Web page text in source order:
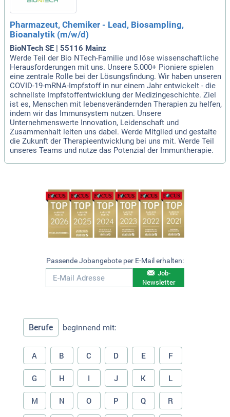
Pharmazeut, Chemiker - Lead, Biosampling,
Bioanalytik (m/w/d)
BioNTech SE | 55116 Mainz
Werde Teil der Bio NTech-Familie und löse wissenschaftliche
Herausforderungen mit uns. Unsere 5.000+ Pioniere spielen
eine zentrale Rolle bei der Lösungsfindung. Wir haben unseren
COVID-19-mRNA-Impfstoff in nur einem Jahr entwickelt - die
schnellste Impfstoffentwicklung der Medizingeschichte. Ziel
ist es, Menschen mit lebensverändernden Therapien zu helfen,
indem wir das Immunsystem nutzen. Unsere
Unternehmenswerte Innovation, Leidenschaft und
Zusammenhalt leiten uns dabei. Werde Mitglied und gestalte
die Zukunft der Therapieentwicklung bei uns mit. Werde Teil
unseres Teams und nutze das Potenzial der Immuntherapie.
Passende Jobangebote per E-Mail erhalten:
Job-
Newsletter
Berufe beginnend mit:
A B C D E F
G H I J K L
M N O P Q R